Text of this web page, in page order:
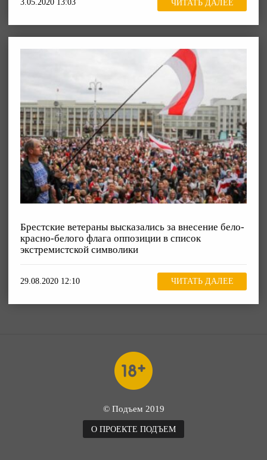
3.05.2020 13:03 ЧИТАТЬ ДАЛЕЕ
Брестские ветераны высказались за внесение бело-
красно-белого флага оппозиции в список
экстремистской символики
29.08.2020 12:10 ЧИТАТЬ ДАЛЕЕ
© Подъем 2019
О ПРОЕКТЕ ПОДЪЕМ